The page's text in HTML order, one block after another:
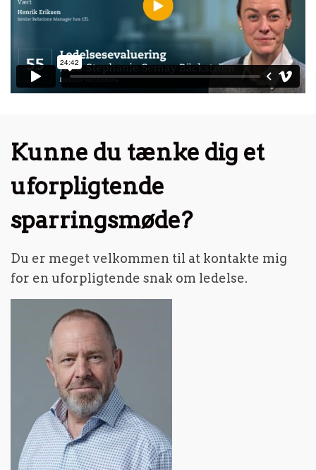
Kunne du tænke dig et
uforpligtende
sparringsmøde?
Du er meget velkommen til at kontakte mig
for en uforpligtende snak om ledelse.